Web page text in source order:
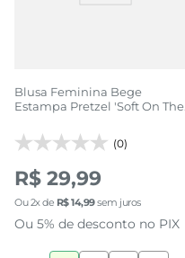
Blusa Feminina Bege
Estampa Pretzel 'Soft On The
(0)
R$ 29,99
Ou2x de R$14,99sem juros
Ou 5% de desconto no PIX